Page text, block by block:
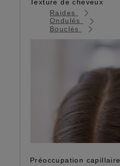
Texture de cheveux
Raides
Ondulés
Bouclés
Préoccupation capillaire